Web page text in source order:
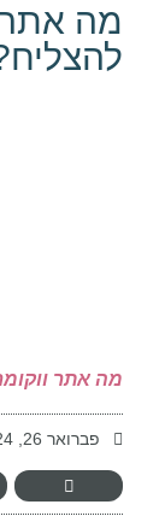
מה אתר
מה אתר
פברואר 26, 2024